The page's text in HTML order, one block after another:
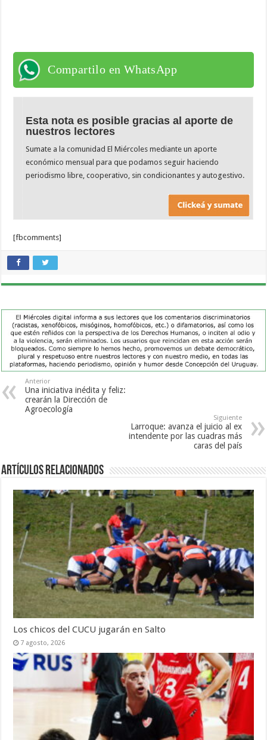
Compartilo en WhatsApp
Esta nota es posible gracias al aporte de
nuestros lectores
Sumate a la comunidad El Miércoles mediante un aporte
económico mensual para que podamos seguir haciendo
periodismo libre, cooperativo, sin condicionantes y autogestivo.
[fbcomments]
Anterior
Una iniciativa inédita y feliz:
crearán la Dirección de
Agroecología
Siguiente
Larroque: avanza el juicio al ex
intendente por las cuadras más
caras del país
Artículos Relacionados
Los chicos del CUCU jugarán en Salto
7 agosto, 2026